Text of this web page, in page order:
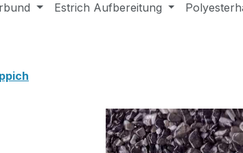
Estrich Aufbereitung